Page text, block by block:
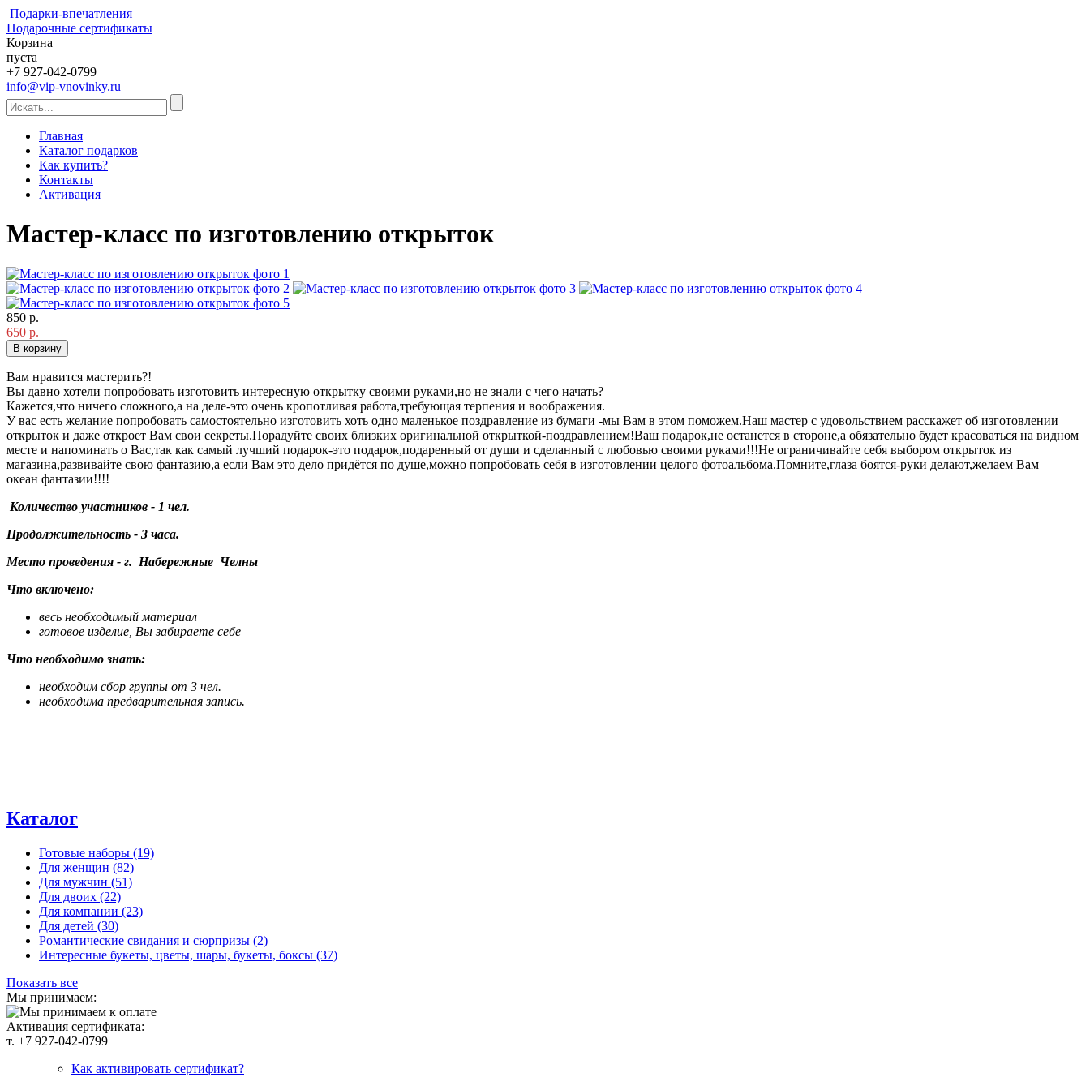
Подарки-впечатления
Подарочные сертификаты
Корзина
пуста
+7 927-042-0799
info@vip-vnovinky.ru
Главная
Каталог подарков
Как купить?
Контакты
Активация
Мастер-класс по изготовлению открыток
850 р.
650 р.
В корзину
Вам нравится мастерить?!
Вы давно хотели попробовать изготовить интересную открытку своими руками,но не знали с чего начать?
Кажется,что ничего сложного,а на деле-это очень кропотливая работа,требующая терпения и воображения.
У вас есть желание попробовать самостоятельно изготовить хоть одно маленькое поздравление из бумаги -мы Вам в этом поможем.Наш мастер с удовольствием расскажет об изготовлении
открыток и даже откроет Вам свои секреты.Порадуйте своих близких оригинальной открыткой-поздравлением!Ваш подарок,не останется в стороне,а обязательно будет красоваться на видном
месте и напоминать о Вас,так как самый лучший подарок-это подарок,подаренный от души и сделанный с любовью своими руками!!!Не ограничивайте себя выбором открыток из
магазина,развивайте свою фантазию,а если Вам это дело придётся по душе,можно попробовать себя в изготовлении целого фотоальбома.Помните,глаза боятся-руки делают,желаем Вам
океан фантазии!!!!
Количество участников - 1 чел.
Продолжительность - 3 часа.
Место проведения - г. Набережные Челны
Что включено:
весь необходимый материал
готовое изделие, Вы забираете себе
Что необходимо знать:
необходим сбор группы от 3 чел.
необходима предварительная запись.
Каталог
Готовые наборы (19)
Для женщин (82)
Для мужчин (51)
Для двоих (22)
Для компании (23)
Для детей (30)
Романтические свидания и сюрпризы (2)
Интересные букеты, цветы, шары, букеты, боксы (37)
Показать все
Мы принимаем:
Активация сертификата:
т. +7 927-042-0799
Как активировать сертификат?